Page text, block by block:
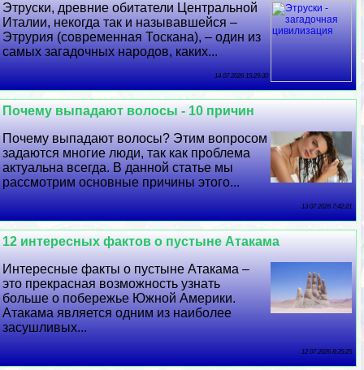
Этруски, древние обитатели Центральной
Италии, некогда так и называвшейся –
Этрурия (современная Тоскана), – один из
самых загадочных народов, каких...
14 07 2026 15:29:30
Почему выпадают волосы - 10 причин
Почему выпадают волосы? Этим вопросом
задаются многие люди, так как проблема
актуальна всегда. В данной статье мы
рассмотрим основные причины этого...
13 07 2026 7:42:21
12 интересных фактов о пустыне Атакама
Интересные факты о пустыне Атакама –
это прекрасная возможность узнать
больше о побережье Южной Америки.
Атакама является одним из наиболее
засушливых...
12 07 2026 8:35:25